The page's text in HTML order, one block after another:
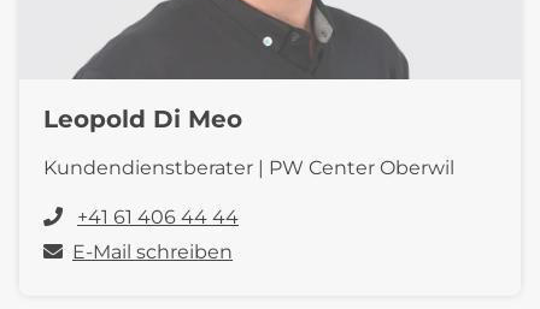
Leopold Di Meo
Kundendienstberater | PW Center Oberwil
+41 61 406 44 44
E-Mail schreiben